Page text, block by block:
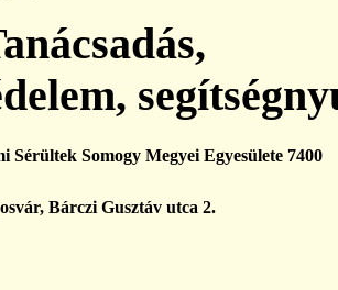
Somogy Megyei Egyesülete 7400
Bárczi Gusztáv utca 2.